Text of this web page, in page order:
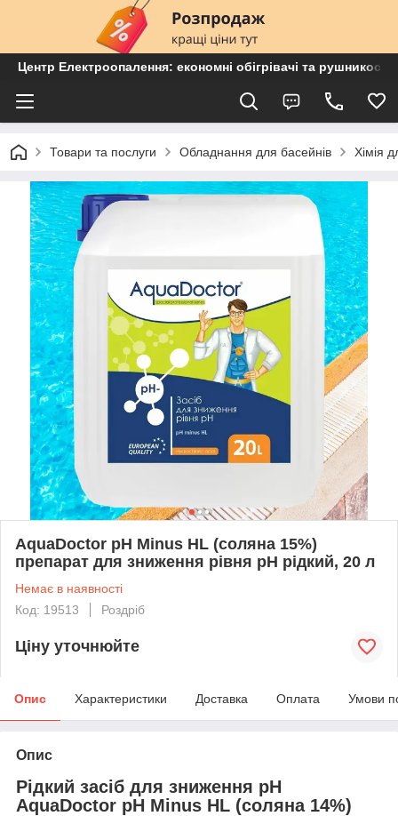
Центр Електроопалення: економні обігрівачі та
Товари та послуги Обладнання для басейнів Хімія
AquaDoctor pH Minus HL (соляна 15%)
препарат для зниження рівня pH рідкий, 20 л
Немає в наявності
Код: 19513
Роздріб
Ціну уточнюйте
Опис Характеристики Доставка Оплата Умови
Опис
Рідкий засіб для зниження pH
AquaDoctor pH Minus HL (соляна 14%)